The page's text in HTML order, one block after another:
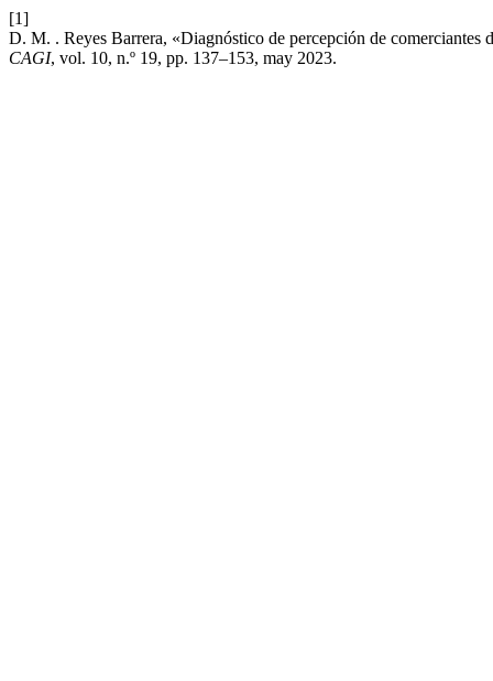
[1]
D. M. . Reyes Barrera, «Diagnóstico de percepción de comerciantes
CAGI, vol. 10, n.º 19, pp. 137–153, may 2023.